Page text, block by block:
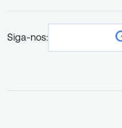
Siga-nos: